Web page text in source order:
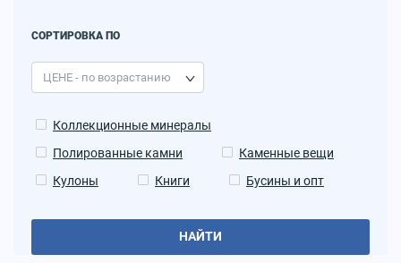
СОРТИРОВКА ПО
Коллекционные минералы
Полированные камни
Каменные вещи
Кулоны
Книги Бусины и опт
НАЙТИ